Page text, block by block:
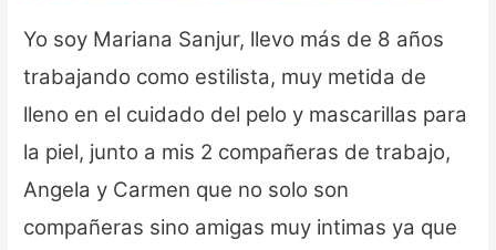
Yo soy Mariana Sanjur, llevo más de 8 años
trabajando como estilista, muy metida de
lleno en el cuidado del pelo y mascarillas para
la piel, junto a mis 2 compañeras de trabajo,
Angela y Carmen que no solo son
compañeras sino amigas muy intimas ya que